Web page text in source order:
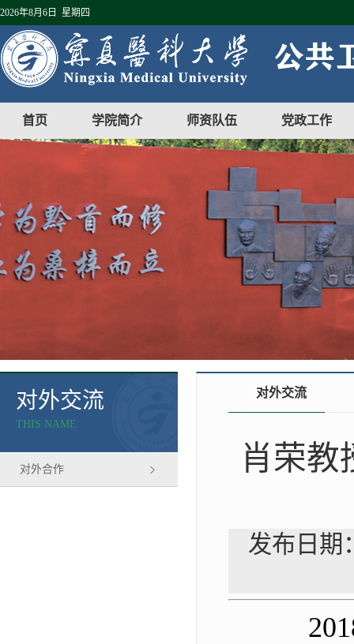
2026年8月6日 星期四
首页 学院简介 师资队伍 党政工作
对外交流
THIS NAME
对外合作
对外交流
肖荣教
发布日